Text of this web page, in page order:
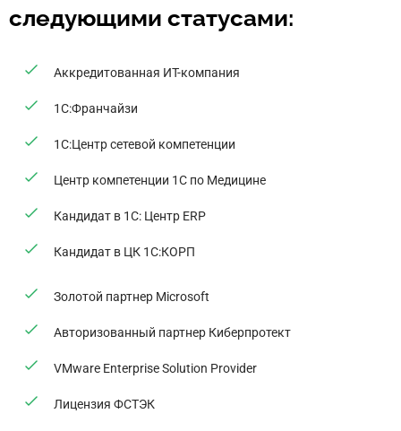
следующими статусами:
Аккредитованная ИТ-компания
1С:Франчайзи
1С:Центр сетевой компетенции
Центр компетенции 1С по Медицине
Кандидат в 1С: Центр ERP
Кандидат в ЦК 1С:КОРП
Золотой партнер Microsoft
Авторизованный партнер Киберпротект
VMware Enterprise Solution Provider
Лицензия ФСТЭК